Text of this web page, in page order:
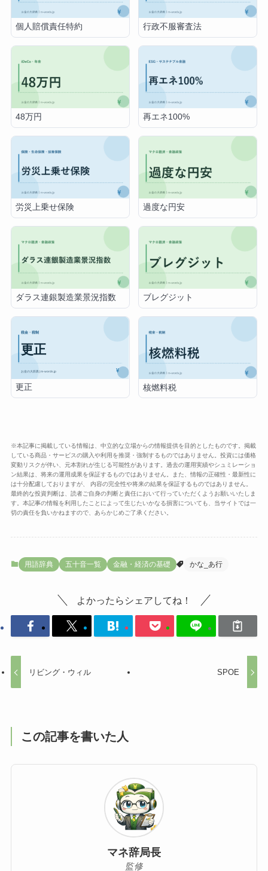
個人賠償責任特約 行政不服審査法
48万円 再エネ100%
労災上乗せ保険 過度な円安
ダラス連銀製造業景況指数 ブレグジット
更正 核燃料税
※本記事に掲載している情報は、中立的な立場からの情報提供を目的としたものです。掲載
している商品・サービスの購入や利用を推奨・強制するものではありません。投資には価格
変動リスクが伴い、元本割れが生じる可能性があります。過去の運用実績やシュミレーショ
ン結果は、将来の運用成果を保証するものではありません。また、情報の正確性・最新性に
は十分配慮しておりますが、 内容の完全性や将来の結果を保証するものではありません。
最終的な投資判断は、読者ご自身の判断と責任において行っていただくようお願いいたしま
す。本記事の情報を利用したことによって生じたいかなる損害についても、当サイトでは一
切の責任を負いかねますので、あらかじめご了承ください。
用語辞典 五十音一覧 金融・経済の基礎 かな_あ行
よかったらシェアしてね！
リビング・ウィル SPOE
この記事を書いた人
マネ辞局長
監修